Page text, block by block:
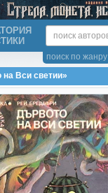
поиск по жанру
Вси светии»